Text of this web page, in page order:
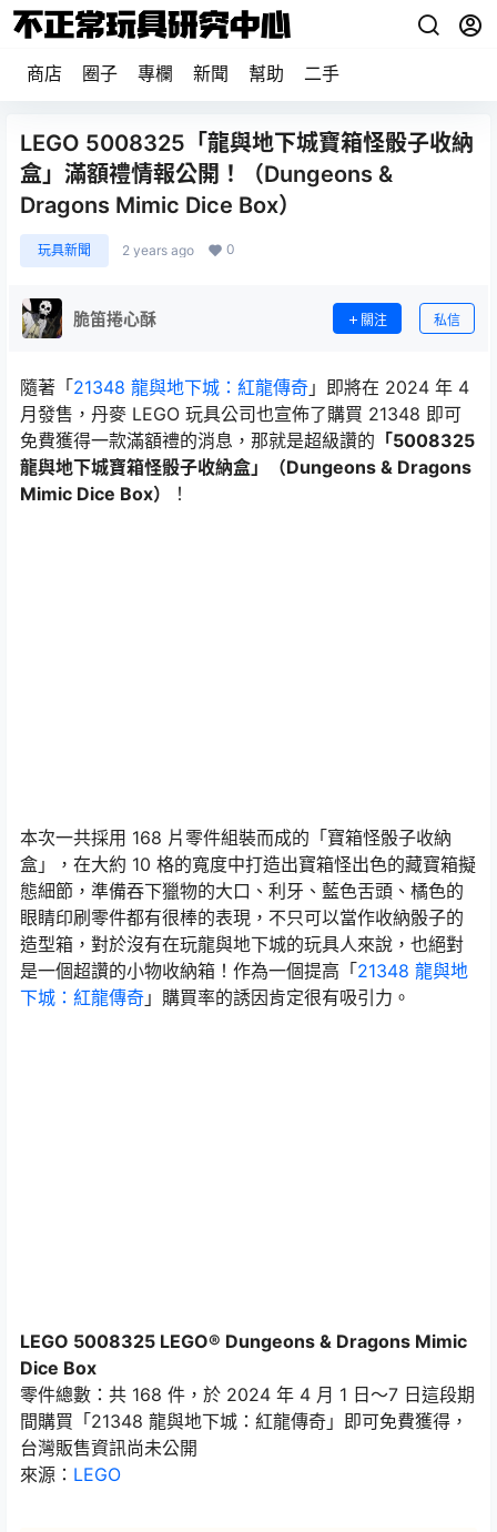
商店 圈子 專欄 新聞 幫助 二手
LEGO 5008325「龍與地下城寶箱怪骰子收納
盒」滿額禮情報公開！（Dungeons &
Dragons Mimic Dice Box）
玩具新聞 2 years ago 0
脆笛捲心酥 關注 私信
隨著「21348 龍與地下城：紅龍傳奇 」即將在 2024 年 4
月發售，丹麥 LEGO 玩具公司也宣佈了購買 21348 即可
免費獲得一款滿額禮的消息，那就是超級讚的 「5008325
龍與地下城寶箱怪骰子收納盒」（Dungeons & Dragons
Mimic Dice Box）
！
本次一共採用 168 片零件組裝而成的「寶箱怪骰子收納
盒」，在大約 10 格的寬度中打造出寶箱怪出色的藏寶箱擬
態細節，準備吞下獵物的大口、利牙、藍色舌頭、橘色的
眼睛印刷零件都有很棒的表現，不只可以當作收納骰子的
造型箱，對於沒有在玩龍與地下城的玩具人來說，也絕對
是一個超讚的小物收納箱！作為一個提高「21348 龍與地
下城：紅龍傳奇 」購買率的誘因肯定很有吸引力。
LEGO 5008325 LEGO® Dungeons & Dragons Mimic
Dice Box
零件總數：共 168 件，於 2024 年 4 月 1 日～7 日這段期
間購買「21348 龍與地下城：紅龍傳奇」即可免費獲得，
台灣販售資訊尚未公開
來源： LEGO